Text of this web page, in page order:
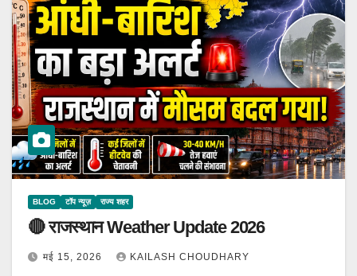
BLOG टॉप न्यूज़ राज्य शहर
🔴 राजस्थान Weather Update 2026
मई 15, 2026 KAILASH CHOUDHARY